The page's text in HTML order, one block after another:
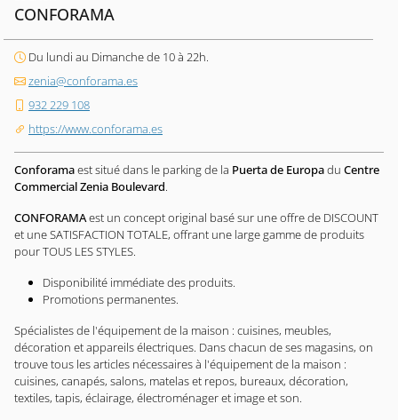
CONFORAMA
Du lundi au Dimanche de 10 à 22h.
zenia@conforama.es
932 229 108
https://www.conforama.es
Conforamaest situé dans le parking de la Puerta de Europadu Centre
Commercial Zenia Boulevard.
CONFORAMAest un concept original basé sur une offre de DISCOUNT
et une SATISFACTION TOTALE, offrant une large gamme de produits
pour TOUS LES STYLES.
Disponibilité immédiate des produits.
Promotions permanentes.
Spécialistes de l'équipement de la maison : cuisines, meubles,
décoration et appareils électriques. Dans chacun de ses magasins, on
trouve tous les articles nécessaires à l'équipement de la maison :
cuisines, canapés, salons, matelas et repos, bureaux, décoration,
textiles, tapis, éclairage, électroménager et image et son.